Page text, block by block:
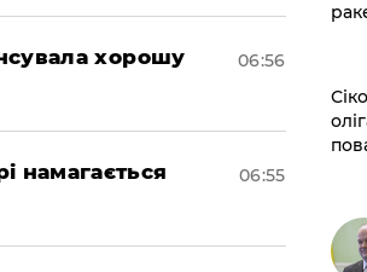
хорошу
06:56
намагається
06:55